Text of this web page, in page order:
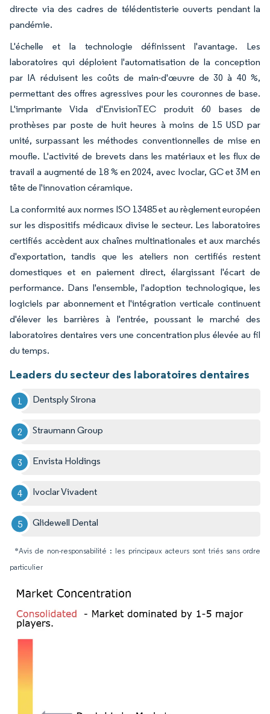
directe via des cadres de télédentisterie ouverts pendant la
pandémie.
L'échelle et la technologie définissent l'avantage. Les
laboratoires qui déploient l'automatisation de la conception
par IA réduisent les coûts de main-d'œuvre de 30 à 40 %,
permettant des offres agressives pour les couronnes de base.
L'imprimante Vida d'EnvisionTEC produit 60 bases de
prothèses par poste de huit heures à moins de 15 USD par
unité, surpassant les méthodes conventionnelles de mise en
moufle. L'activité de brevets dans les matériaux et les flux de
travail a augmenté de 18 % en 2024, avec Ivoclar, GC et 3M en
tête de l'innovation céramique.
La conformité aux normes ISO 13485 et au règlement européen
sur les dispositifs médicaux divise le secteur. Les laboratoires
certifiés accèdent aux chaînes multinationales et aux marchés
d'exportation, tandis que les ateliers non certifiés restent
domestiques et en paiement direct, élargissant l'écart de
performance. Dans l'ensemble, l'adoption technologique, les
logiciels par abonnement et l'intégration verticale continuent
d'élever les barrières à l'entrée, poussant le marché des
laboratoires dentaires vers une concentration plus élevée au fil
du temps.
Leaders du secteur des laboratoires dentaires
Dentsply Sirona
Straumann Group
Envista Holdings
Ivoclar Vivadent
Glidewell Dental
*Avis de non-responsabilité : les principaux acteurs sont triés sans ordre
particulier